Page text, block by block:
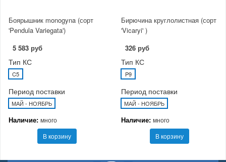
Боярышник monogyna (сорт
'Pendula Variegata')
5 583 руб
Тип КС
C5
Период поставки
МАЙ - НОЯБРЬ
Наличие: много
В корзину
Бирючина круглолистная (сорт
'Vicaryi' )
326 руб
Тип КС
P9
Период поставки
МАЙ - НОЯБРЬ
Наличие: много
В корзину